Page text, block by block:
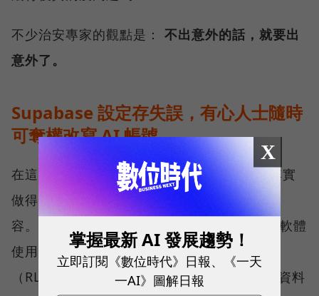
不少治安專家的觀點是： 不出意外的話，就要出
意外了。
Supabase 設定存失誤，有心人士隨時
可奪權改寫 AI 帳號
在這一波熱潮背後，Moltbook 的資安防護其實
做得非常糟糕，幾乎可以用「門戶大開」來形
容。資安專家 Jameson O’Reilly 發現，這款軟體
使用的資料庫本來該有一種叫「列級安全」
（RLS）的保護機制——你可以把它想像成幫資料
X
掌握最新 AI 發展趨勢！
立即訂閱《數位時代》日報、《一天
一AI》圖解日報